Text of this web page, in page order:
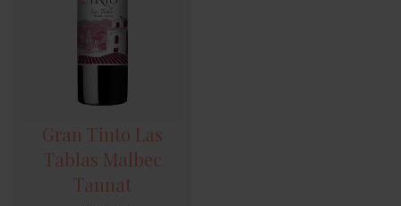
Gran Tinto Las
Tablas Malbec
Tannat